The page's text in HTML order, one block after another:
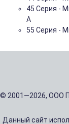
45 Серия -
A
55 Cерия -
© 2001—2026, ООО
Данный сайт